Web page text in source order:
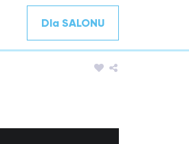
Dla SALONU